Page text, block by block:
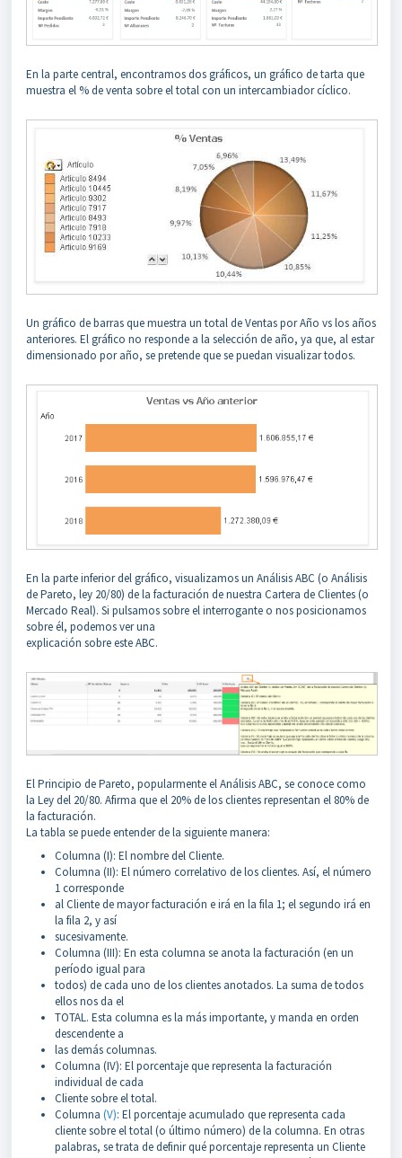
En la parte central, encontramos dos gráficos, un gráfico de tarta que
muestra el % de venta sobre el total con un intercambiador cíclico.
Un gráfico de barras que muestra un total de Ventas por Año vs los años
anteriores. El gráfico no responde a la selección de año, ya que, al estar
dimensionado por año, se pretende que se puedan visualizar todos.
En la parte inferior del gráfico, visualizamos un Análisis ABC (o Análisis
de Pareto, ley 20/80) de la facturación de nuestra Cartera de Clientes (o
Mercado Real). Si pulsamos sobre el interrogante o nos posicionamos
sobre él, podemos ver una
explicación sobre este ABC.
El Principio de Pareto, popularmente el Análisis ABC, se conoce como
la Ley del 20/80. Afirma que el 20% de los clientes representan el 80% de
la facturación.
La tabla se puede entender de la siguiente manera:
Columna (I): El nombre del Cliente.
Columna (II): El número correlativo de los clientes. Así, el número
1 corresponde
al Cliente de mayor facturación e irá en la fila 1; el segundo irá en
la fila 2, y así
sucesivamente.
Columna (III): En esta columna se anota la facturación (en un
período igual para
todos) de cada uno de los clientes anotados. La suma de todos
ellos nos da el
TOTAL. Esta columna es la más importante, y manda en orden
descendente a
las demás columnas.
Columna (IV): El porcentaje que representa la facturación
individual de cada
Cliente sobre el total.
Columna (V): El porcentaje acumulado que representa cada
cliente sobre el total (o último número) de la columna. En otras
palabras, se trata de definir qué porcentaje representa un Cliente